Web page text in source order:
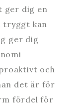
ger dig en
tryggt kan
ger dig
och
det är för
fördel för